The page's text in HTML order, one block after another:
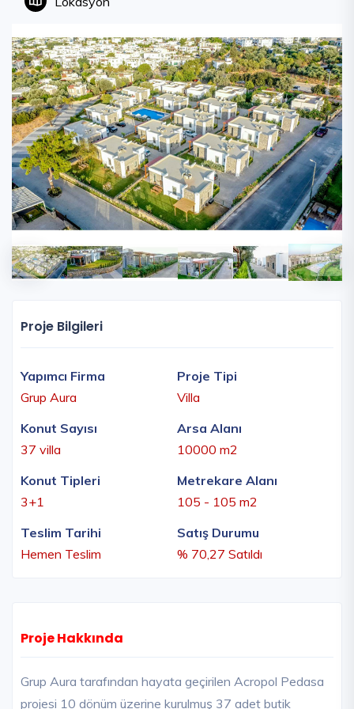
Proje Bilgileri
Yapımcı Firma
Grup Aura
Proje Tipi
Villa
Konut Sayısı
37 villa
Arsa Alanı
10000 m2
Konut Tipleri
3+1
Metrekare Alanı
105 - 105 m2
Teslim Tarihi
Hemen Teslim
Satış Durumu
% 70,27 Satıldı
Proje Hakkında
Grup Aura tarafından hayata geçirilen Acropol Pedasa
projesi 10 dönüm üzerine kurulmuş 37 adet butik